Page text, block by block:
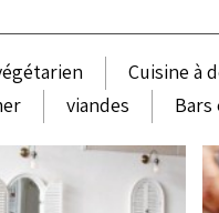
Cuisine à
viandes Bars